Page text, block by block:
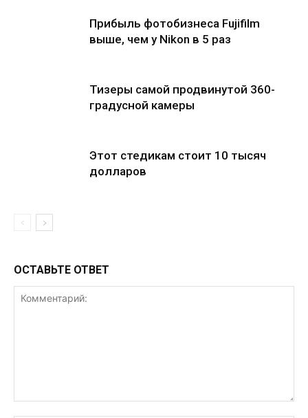
Прибыль фотобизнеса Fujifilm
выше, чем у Nikon в 5 раз
Тизеры самой продвинутой 360-
градусной камеры
Этот стедикам стоит 10 тысяч
долларов
ОСТАВЬТЕ ОТВЕТ